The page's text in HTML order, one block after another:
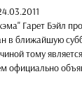
Гарет Бэйл
в ближайшую
тому
официально